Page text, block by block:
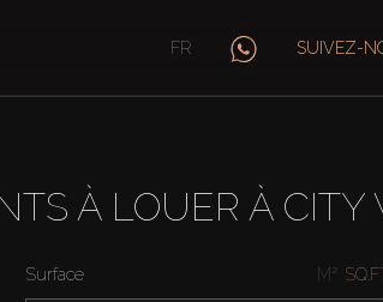
FR SUIVEZ-
À LOUER À CITY
Surface M²